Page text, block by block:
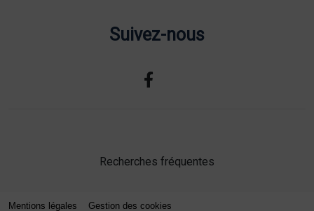
Suivez-nous
Recherches fréquentes
Mentions légales Gestion des cookies